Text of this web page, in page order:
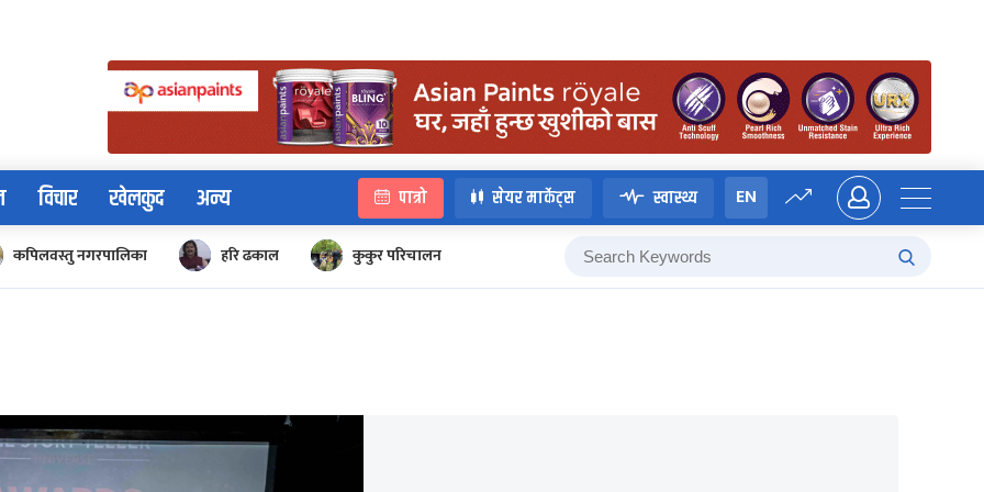
विचार खेलकुद अन्य पात्रो सेयर मार्केट्स स्वास्थ्य EN
कपिलवस्तु नगरपालिका हरि ढकाल कुकुर परिचालन